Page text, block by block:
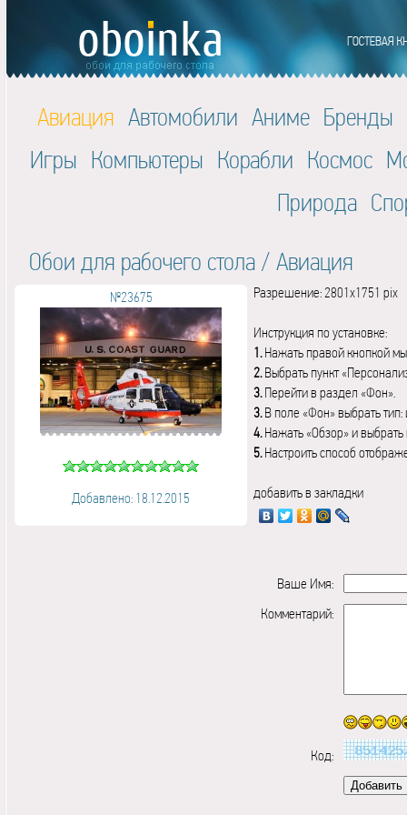
Авиация Автомобили Аниме Бренды
Игры Компьютеры Корабли Космос
Природа
Обои для рабочего стола / Авиация
№23675
Добавлено: 18.12.2015
Разрешение: 2801x1751 pix
Инструкция по установке:
1.Нажать правой кнопкой
2.Выбрать пункт
3.Перейти в раздел «Фон».
3.В поле «Фон» выбрать
4.Нажать «Обзор» и выбрать
5.Настроить способ
добавить в закладки
Ваше Имя:
Комментарий:
Код: